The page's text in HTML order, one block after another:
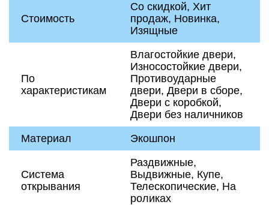
Стоимость
Со скидкой, Хит
продаж, Новинка,
Изящные
По
характеристикам
Влагостойкие двери,
Износостойкие двери,
Противоударные
двери, Двери в сборе,
Двери с коробкой,
Двери без наличников
Материал
Экошпон
Система
открывания
Раздвижные,
Выдвижные, Купе,
Телескопические, На
роликах